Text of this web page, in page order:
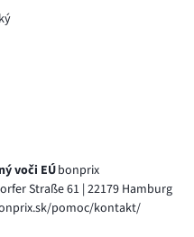
voči EÚbonprix
Straße 61 | 22179 Hamburg
pomoc/kontakt/